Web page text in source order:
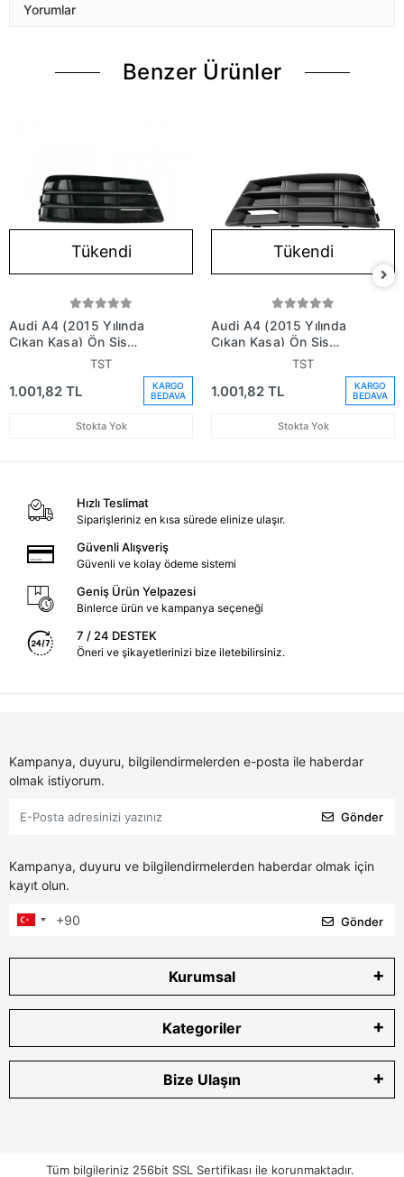
Yorumlar
Benzer Ürünler
Tükendi
Audi A4 (2015 Yılında
Çıkan Kasa) Ön Sis
Lamba Kapağı Sağ (Oem
TST
1.001,82 TL
KARGO
BEDAVA
Stokta Yok
Tükendi
Audi A4 (2015 Yılında
Çıkan Kasa) Ön Sis
Lamba Kapağı Sol (Oem
TST
1.001,82 TL
KARGO
BEDAVA
Stokta Yok
Hızlı Teslimat
Siparişleriniz en kısa sürede elinize ulaşır.
Güvenli Alışveriş
Güvenli ve kolay ödeme sistemi
Geniş Ürün Yelpazesi
Binlerce ürün ve kampanya seçeneği
7 / 24 DESTEK
Öneri ve şikayetlerinizi bize iletebilirsiniz.
Kampanya, duyuru, bilgilendirmelerden e-posta ile haberdar
olmak istiyorum.
Gönder
Kampanya, duyuru ve bilgilendirmelerden haberdar olmak için
kayıt olun.
Gönder
Kurumsal
Kategoriler
Bize Ulaşın
Tüm bilgileriniz 256bit SSL Sertifikası ile korunmaktadır.